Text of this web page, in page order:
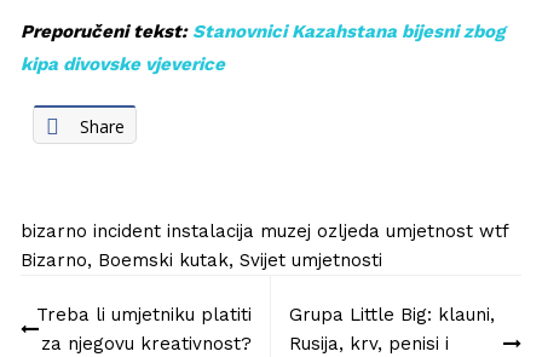
Preporučeni tekst:Stanovnici Kazahstana bijesni zbog
kipa divovske vjeverice
Share
bizarno incident instalacija muzej ozljeda umjetnost wtf
Bizarno, Boemski kutak,Svijet umjetnosti
objava
Treba li umjetniku platiti
za njegovu kreativnost?
Grupa Little Big: klauni,
Rusija, krv, penisi i